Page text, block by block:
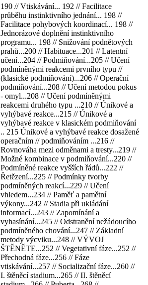
190 // Vtiskávání... 192 // Facilitace
průběhu instinktivního jednání... 198 //
Facilitace pohybových koordinací... 198 //
Jednorázové doplnění instinktivního
programu... 198 // Snižování podnětových
prahů...200 // Habituace...201 // Latentní
učení...204 // Podmiňování...205 // Učení
podmíněnými reakcemi prvního typu //
(klasické podmiňování)...206 // Operační
podmiňování...208 // Učení metodou pokus
- omyl...208 // Učení podmíněnými
reakcemi druhého typu ...210 // Únikové a
vyhýbavé reakce...215 // Únikové a
vyhýbavé reakce v klasickém podmiňování
.. 215 Únikové a vyhýbavé reakce dosažené
operačním // podmiňováním ...216 //
Rovnováha mezi odměnami a tresty...219 //
Možné kombinace v podmiňování...220 //
Podmíněné reakce vyšších řádů...222 //
Řetězení...225 // Podmínky tvorby
podmíněných reakcí...229 // Učení
vhledem...234 // Paměť a pamětní
výkony...242 // Stadia při ukládání
informací...243 // Zapomínání a
vyhasínání...245 // Odstranění nežádoucího
podmíněného chování...247 // Základní
metody výcviku...248 // VÝVOJ
ŠTĚNĚTE...252 // Vegetativní fáze...252 //
Přechodná fáze...256 // Fáze
vtiskávání...257 // Socializační fáze...260 //
I. štěněcí stadium...265 // II. štěněcí